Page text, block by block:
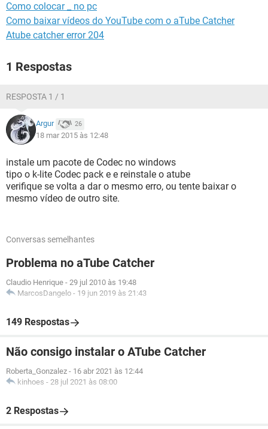
Como colocar _ no pc
Como baixar vídeos do YouTube com o aTube Catcher
Atube catcher error 204
1 Respostas
RESPOSTA 1 / 1
Argur 26
18 mar 2015 às 12:48
instale um pacote de Codec no windows
tipo o k-lite Codec pack e e reinstale o atube
verifique se volta a dar o mesmo erro, ou tente baixar o
mesmo vídeo de outro site.
Conversas semelhantes
Problema no aTube Catcher
Claudio Henrique - 29 jul 2010 às 19:48
MarcosDangelo - 19 jun 2019 às 21:43
149 Respostas
Não consigo instalar o ATube Catcher
Roberta_Gonzalez - 16 abr 2021 às 12:44
kinhoes - 28 jul 2021 às 08:00
2 Respostas